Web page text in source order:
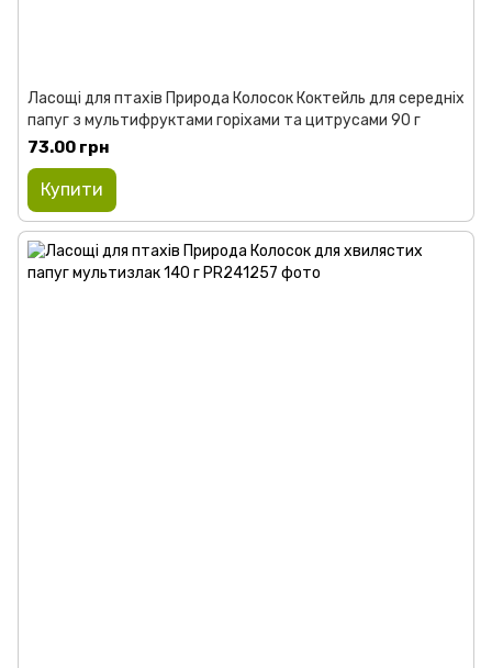
Ласощі для птахів Природа Колосок Коктейль для середніх
папуг з мультифруктами горіхами та цитрусами 90 г
73.00 грн
Купити